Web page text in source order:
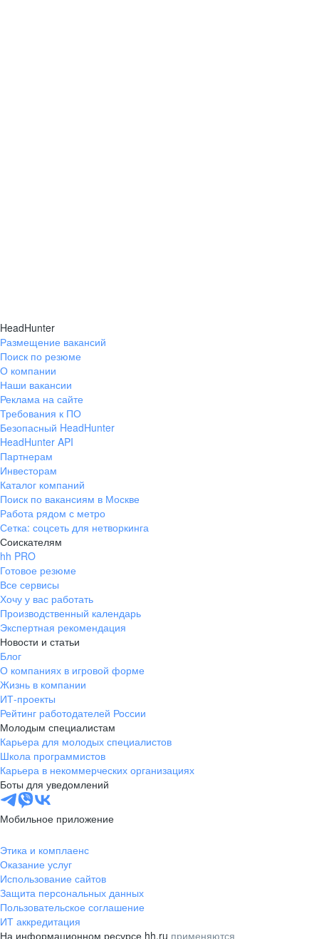
HeadHunter
Размещение вакансий
Поиск по резюме
О компании
Наши вакансии
Реклама на сайте
Требования к ПО
Безопасный HeadHunter
HeadHunter API
Партнерам
Инвесторам
Каталог компаний
Поиск по вакансиям в Москве
Работа рядом с метро
Сетка: соцсеть для нетворкинга
Соискателям
hh PRO
Готовое резюме
Все сервисы
Хочу у вас работать
Производственный календарь
Экспертная рекомендация
Новости и статьи
Блог
О компаниях в игровой форме
Жизнь в компании
ИТ-проекты
Рейтинг работодателей России
Молодым специалистам
Карьера для молодых специалистов
Школа программистов
Карьера в некоммерческих организациях
Боты для уведомлений
Мобильное приложение
Этика и комплаенс
Оказание услуг
Использование сайтов
Защита персональных данных
Пользовательское соглашение
ИТ аккредитация
На информационном ресурсе hh.ru применяются